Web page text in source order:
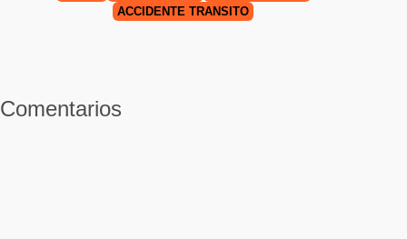
ACCIDENTE TRÁNSITO
Comentarios